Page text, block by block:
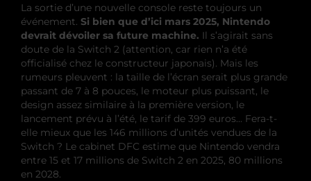
La sortie d’une nouvelle console reste toujours un
événement. Si bien que d’ici mars 2025, Nintendo
devrait dévoiler sa future machine. Il s’agirait sans
doute de la Switch 2 (attention, car rien n’a été
officialisé chez le constructeur japonais). Mais les
rumeurs pleuvent : la taille de l’écran serait plus grande
passant de 7 à 8 pouces, le moteur plus puissant, le
design assez similaire à la première version, le
lancement prévu à l’été, le tarif de 399 euros… Fera-t-
elle mieux que les 146 millions d’unités vendues de la
Switch ? Le cabinet DFC estime que Nintendo vendra
entre 15 et 17 millions de Switch 2 en 2025, 80 millions
en 2028.